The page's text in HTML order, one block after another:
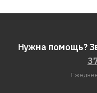
Нужна помощь?